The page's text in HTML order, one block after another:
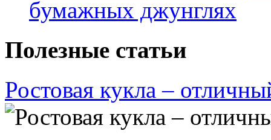
бумажных джунглях
Полезные статьи
Ростовая кукла –